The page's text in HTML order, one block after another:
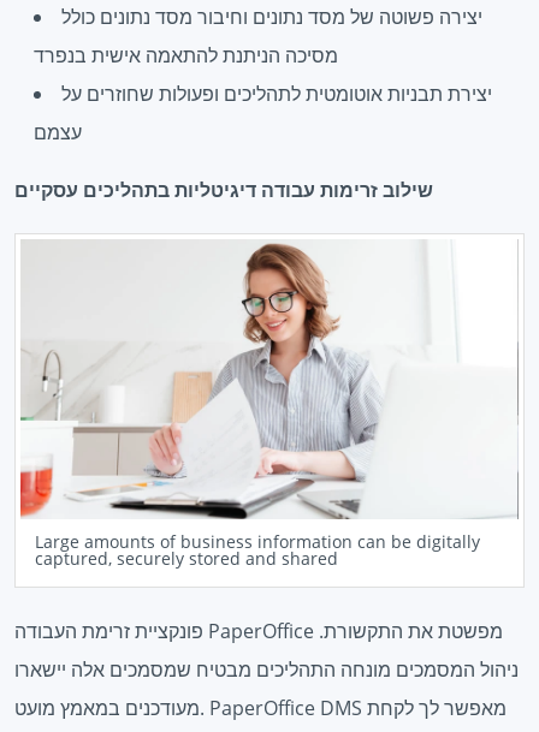
יצירה פשוטה של מסד נתונים וחיבור מסד נתונים כולל
מסיכה הניתנת להתאמה אישית בנפרד
יצירת תבניות אוטומטית לתהליכים ופעולות שחוזרים על
עצמם
שילוב זרימות עבודה דיגיטליות בתהליכים עסקיים
Large amounts of business information can be digitally
captured, securely stored and shared
פונקציית זרימת העבודה PaperOffice מפשטת את התקשורת.
ניהול המסמכים מונחה התהליכים מבטיח שמסמכים אלה יישארו
מעודכנים במאמץ מועט. PaperOffice DMS מאפשר לך לקחת